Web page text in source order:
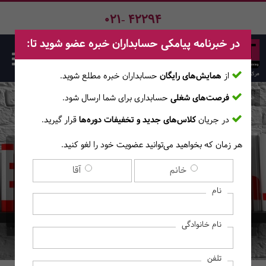
021- 42294
دوره آنلاین ویژه مکالمه
Speak Now1
صفحه اصلی دوره‌ها
در خبرنامه پیامکی حسابداران خبره عضو شوید تا:
از همایش‌های رایگان حسابداران خبره مطلع ‎شوید.
فرصت‌های شغلی حسابداری برای شما ارسال شود.
در جریانکلاس‌های جدید و تخفیفات دوره‌هاقرار گیرید.
هر زمان که بخواهید می‌توانید عضویت خود را لغو کنید.
خانم آقا
نام
نام خانوادگی
تلفن